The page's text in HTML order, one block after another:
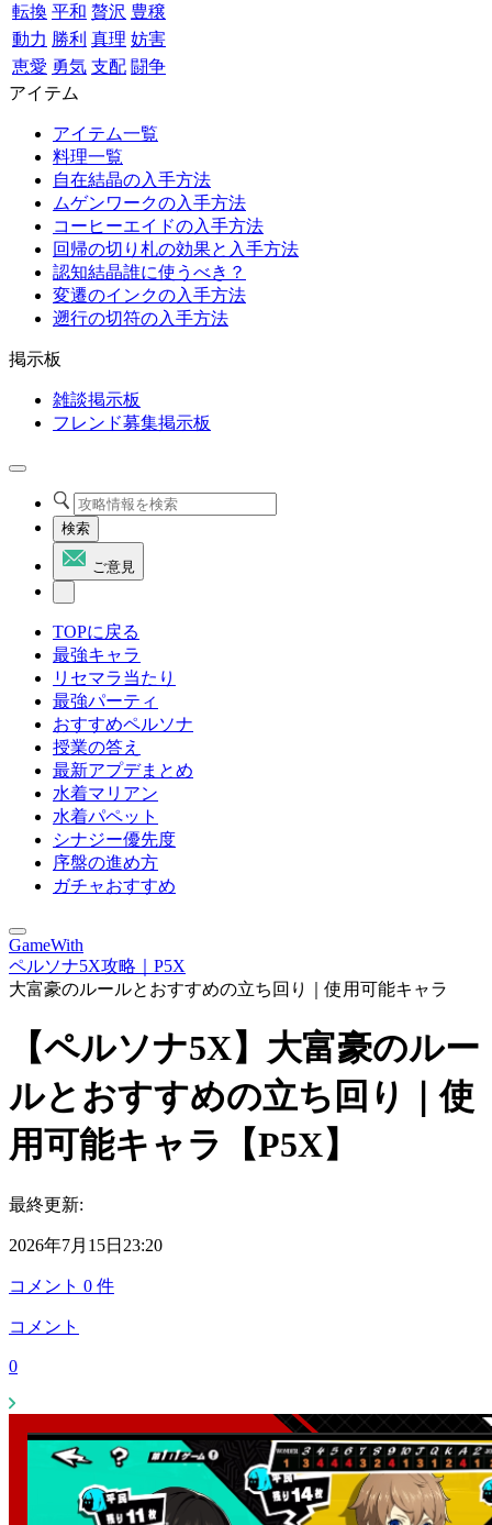
転換 平和 贅沢 豊穣
動力 勝利 真理 妨害
恵愛 勇気 支配 闘争
アイテム
アイテム一覧
料理一覧
自在結晶の入手方法
ムゲンワークの入手方法
コーヒーエイドの入手方法
回帰の切り札の効果と入手方法
認知結晶誰に使うべき？
変遷のインクの入手方法
遡行の切符の入手方法
掲示板
雑談掲示板
フレンド募集掲示板
検索
ご意見
TOPに戻る
最強キャラ
リセマラ当たり
最強パーティ
おすすめペルソナ
授業の答え
最新アプデまとめ
水着マリアン
水着パペット
シナジー優先度
序盤の進め方
ガチャおすすめ
GameWith
ペルソナ5X攻略｜P5X
大富豪のルールとおすすめの立ち回り｜使用可能キャラ
【ペルソナ5X】大富豪のルー
ルとおすすめの立ち回り｜使
用可能キャラ【P5X】
最終更新:
2026年7月15日23:20
コメント 0 件
コメント
0